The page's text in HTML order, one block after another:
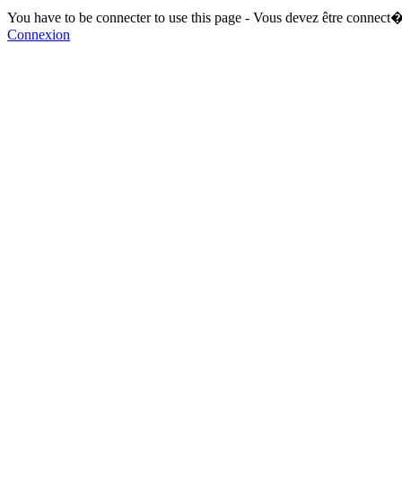
You have to be connecter to use this page - Vous devez être
Connexion